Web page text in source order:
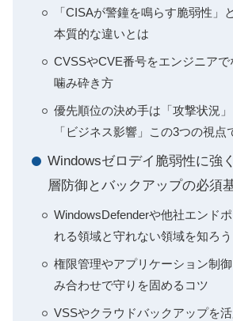
「CISAが警鐘を鳴らす脆弱性」
本質的な違いとは
CVSSやCVE番号をエンジニアで
噛み砕き方
優先順位の決め手は「攻撃状況」
「ビジネス影響」この3つの視点
Windowsゼロデイ脆弱性に強
層防御とバックアップの必須
WindowsDefenderや他社エンド
れる領域と守れない領域を知ろう
権限管理やアプリケーション制
み合わせで守りを固めるコツ
VSSやクラウドバックアップを